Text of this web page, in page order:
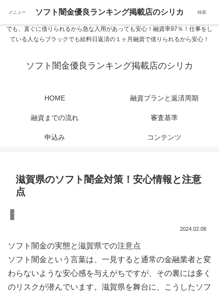
ソフト闇金優良ランキング 中小消費者金融在籍確認なし シリカなら24時間
でも、直ぐに借りられるから急な入用があっても安心！融資率97％！仕事をし
ている人ならブラックでも給料日返済の１ヶ月融資で借りられるから安心！
ソフト闇金優良ランキング掲載店のシリカ
HOME 融資プランと返済周期
融資までの流れ 審査基準
申込み コンテンツ
滋賀県のソフト闇金対策！安心情報と注意
点
ソフト闇金
2024.02.08
ソフト闇金の実態と滋賀県での注意点
ソフト闇金という言葉は、一見すると通常の金融業者と変
わらないような安心感を与えがちですが、その裏には多く
のリスクが潜んでいます。滋賀県を舞台に、こうしたソフ
メニュー ソフト闇金優良ランキング掲載店のシリカ 検索